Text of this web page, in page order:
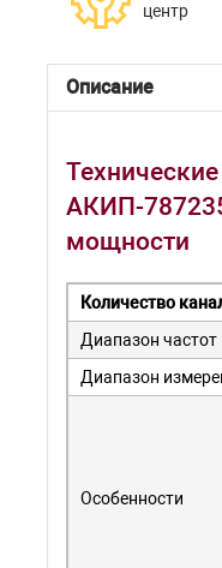
центр
Описание
АКИП-
мощности
Количество
Диапазон частот
Диапазон
Особенности